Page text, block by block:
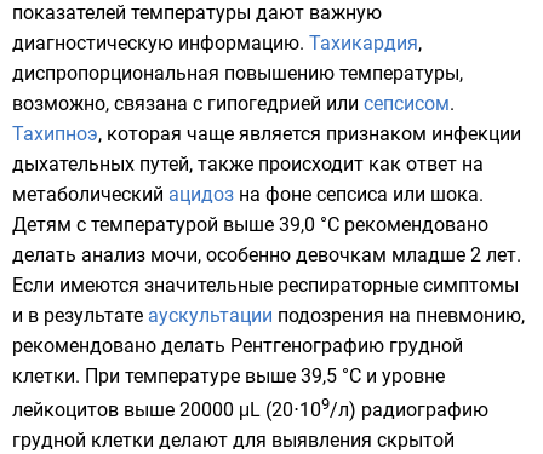
показателей температуры дают важную
диагностическую информацию. Тахикардия,
диспропорциональная повышению температуры,
возможно, связана с гипогедрией или сепсисом.
Тахипноэ, которая чаще является признаком инфекции
дыхательных путей, также происходит как ответ на
метаболический ацидоз на фоне сепсиса или шока.
Детям с температурой выше 39,0 °C рекомендовано
делать анализ мочи, особенно девочкам младше 2 лет.
Если имеются значительные респираторные симптомы
и в результате аускультации подозрения на пневмонию,
рекомендовано делать Рентгенографию грудной
клетки. При температуре выше 39,5 °C и уровне
лейкоцитов выше 20000 μL (20⋅109/л) радиографию
грудной клетки делают для выявления скрытой